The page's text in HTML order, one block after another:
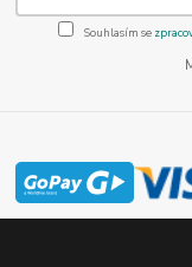
Souhlasím se